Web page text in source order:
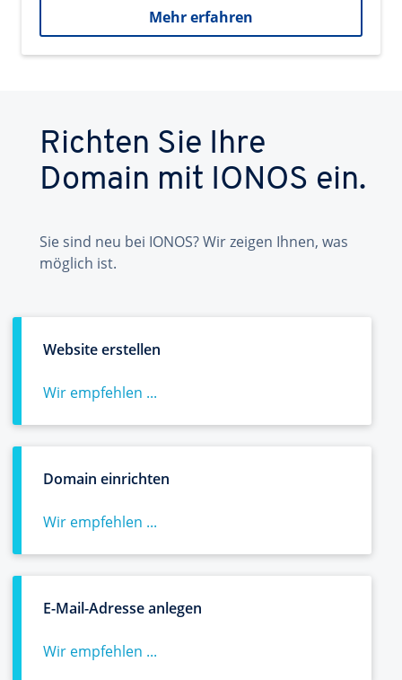
Mehr erfahren
Richten Sie Ihre
Domain mit IONOS ein.
Sie sind neu bei IONOS? Wir zeigen Ihnen, was
möglich ist.
Website erstellen
Wir empfehlen ...
Domain einrichten
Wir empfehlen ...
E-Mail-Adresse anlegen
Wir empfehlen ...